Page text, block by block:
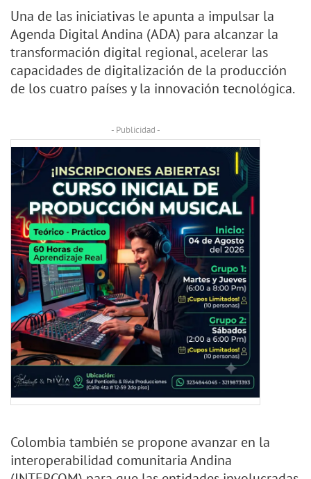
Una de las iniciativas le apunta a impulsar la
Agenda Digital Andina (ADA) para alcanzar la
transformación digital regional, acelerar las
capacidades de digitalización de la producción
de los cuatro países y la innovación tecnológica.
- Publicidad -
Colombia también se propone avanzar en la
interoperabilidad comunitaria Andina